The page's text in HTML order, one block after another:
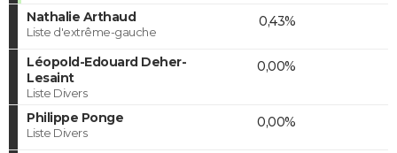
Nathalie Arthaud
Liste d'extrême-gauche
0,43%
Léopold-Edouard Deher-
Lesaint
Liste Divers
0,00%
Philippe Ponge
Liste Divers
0,00%